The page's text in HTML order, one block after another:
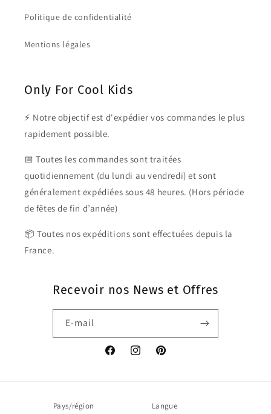
Politique de confidentialité
Mentions légales
Only For Cool Kids
⚡ Notre objectif est d'expédier vos commandes le plus
rapidement possible.
📅 Toutes les commandes sont traitées
quotidiennement (du lundi au vendredi) et sont
généralement expédiées sous 48 heures. (Hors période
de fêtes de fin d’année)
📦 Toutes nos expéditions sont effectuées depuis la
France.
Recevoir nos News et Offres
E-mail
FacebookInstagramPinterest
Pays/région Langue